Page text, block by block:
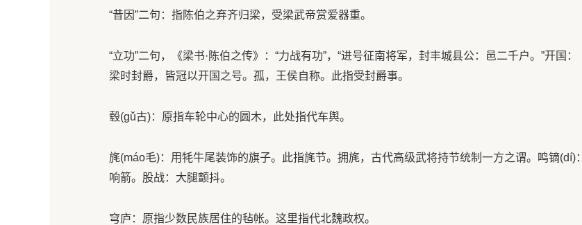
“昔因”二句：指陈伯之弃齐归梁，受梁武帝赏爱器重。
“立功”二句，《梁书·陈伯之传》：“力战有功”，“进号征南将军，封丰城县公：邑二千户。”开国：
梁时封爵，皆冠以开国之号。孤，王侯自称。此指受封爵事。
毂(gǔ古)：原指车轮中心的圆木，此处指代车舆。
旄(máo毛)：用牦牛尾装饰的旗子。此指旄节。拥旄，古代高级武将持节统制一方之谓。鸣镝(dí)：
响箭。股战：大腿颤抖。
穹庐：原指少数民族居住的毡帐。这里指代北魏政权。